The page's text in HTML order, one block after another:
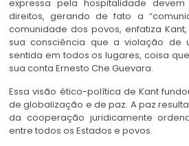
expressa pela hospitalidade
direitos, gerando de fato a
comunidade dos povos, enfatiza
sua consciência que a violação de
sentida em todos os lugares, coisa
sua conta Ernesto Che Guevara.
Essa visão ético-política de Kant
de globalização e de paz. A paz
da cooperação juridicamente
entre todos os Estados e povos.